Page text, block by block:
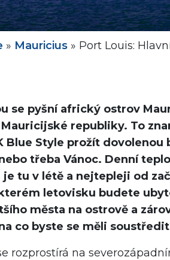
» Mauricius » Port Louis:
se pyšní africký ostrov
republiky. To
Blue Style prožít
třeba Vánoc. Denní
je tu v létě a nejtepleji od
letovisku budete
města na ostrově a
co byste se měli
rozprostírá na